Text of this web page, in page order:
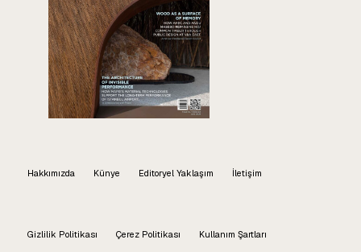
Hakkımızda Künye Editoryel Yaklaşım İletişim
Gizlilik Politikası Çerez Politikası Kullanım Şartları